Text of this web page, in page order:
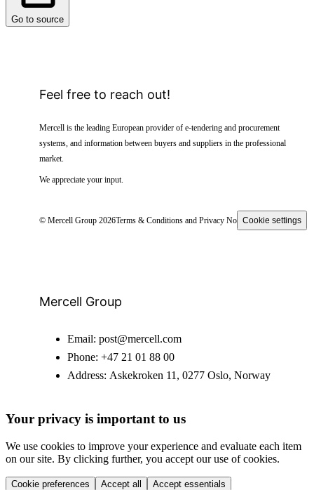
Go to source
Feel free to reach out!
Mercell is the leading European provider of e-tendering and procurement
systems, and information between buyers and suppliers in the professional
market.
We appreciate your input.
© Mercell Group 2026Terms & Conditions and Privacy NoticeCookie settings
Mercell Group
Email: post@mercell.com
Phone: +47 21 01 88 00
Address: Askekroken 11, 0277 Oslo, Norway
Your privacy is important to us
We use cookies to improve your experience and evaluate each item
on our site. By clicking further, you accept our use of cookies.
Cookie preferences Accept all Accept essentials